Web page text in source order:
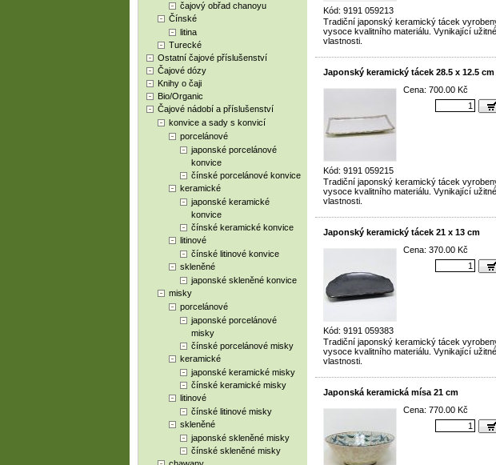
čajový obřad chanoyu
Čínské
litina
Turecké
Ostatní čajové příslušenství
Čajové dózy
Knihy o čaji
Bio/Organic
Čajové nádobí a příslušenství
konvice a sady s konvicí
porcelánové
japonské porcelánové
konvice
čínské porcelánové konvice
keramické
japonské keramické
konvice
čínské keramické konvice
litinové
čínské litinové konvice
skleněné
japonské skleněné konvice
misky
porcelánové
japonské porcelánové
misky
čínské porcelánové misky
keramické
japonské keramické misky
čínské keramické misky
litinové
čínské litinové misky
skleněné
japonské skleněné misky
čínské skleněné misky
Kód: 9191 059213
Tradiční japonský keramický tácek
vysoce kvalitního materiálu. Vynikající užitné
vlastnosti.
Japonský keramický tácek 28.5 x 12.5 cm
Kód: 9191 059215
Cena: 700.00 Kč
Tradiční japonský keramický tácek
vysoce kvalitního materiálu. Vynikající užitné
vlastnosti.
Japonský keramický tácek 21 x 13 cm
Kód: 9191 059383
Cena: 370.00 Kč
Tradiční japonský keramický tácek
vysoce kvalitního materiálu. Vynikající užitné
vlastnosti.
Japonská keramická mísa 21 cm
Cena: 770.00 Kč